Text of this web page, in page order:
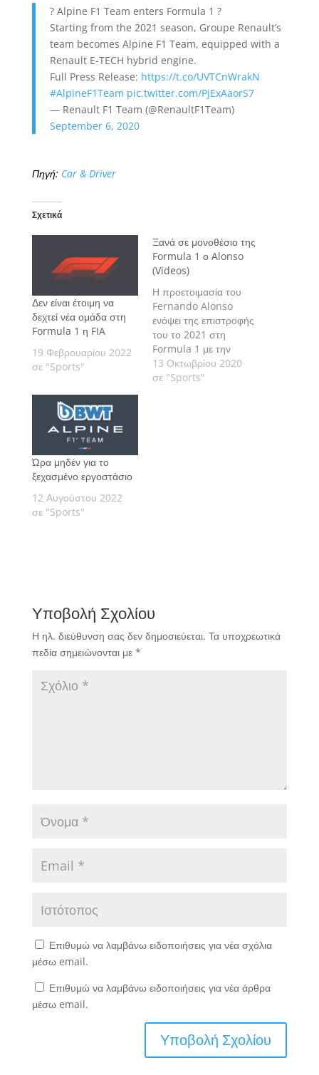
? Alpine F1 Team enters Formula 1 ?
Starting from the 2021 season, Groupe Renault’s
team becomes Alpine F1 Team, equipped with a
Renault E-TECH hybrid engine.
Full Press Release: https://t.co/UVTCnWrakN
#AlpineF1Team pic.twitter.com/PjExAaorS7
— Renault F1 Team (@RenaultF1Team)
September 6, 2020
Πηγή: Car & Driver
Σχετικά
Δεν είναι έτοιμη να
δεχτεί νέα ομάδα στη
Formula 1 η FIA
19 Φεβρουαρίου 2022
σε "Sports"
Ξανά σε μονοθέσιο της
Formula 1 ο Alonso
(Videos)
Η προετοιμασία του
Fernando Alonso
ενόψει της επιστροφής
του το 2021 στη
Formula 1 με την
ομάδα της Alpine
ξεκίνησε, με τον Ισπανό
13 Οκτωβρίου 2020
σε "Sports"
Ώρα μηδέν για το
ξεχασμένο εργοστάσιο
12 Αυγούστου 2022
σε "Sports"
Υποβολή Σχολίου
Η ηλ. διεύθυνση σας δεν δημοσιεύεται. Τα υποχρεωτικά
πεδία σημειώνονται με *
Επιθυμώ να λαμβάνω ειδοποιήσεις για νέα σχόλια
μέσω email.
Επιθυμώ να λαμβάνω ειδοποιήσεις για νέα άρθρα
μέσω email.